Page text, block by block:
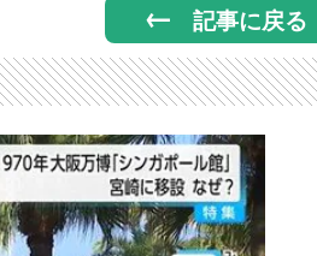
記事に戻る